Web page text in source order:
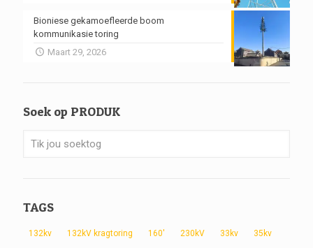
Bioniese gekamoefleerde boom
kommunikasie toring
Maart 29, 2026
Soek op PRODUK
TAGS
132kv 132kV kragtoring 160' 230kV 33kv 35kv